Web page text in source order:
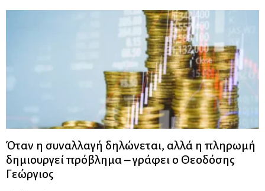
Όταν η συναλλαγή δηλώνεται, αλλά η πληρωμή
δημιουργεί πρόβλημα – γράφει ο Θεοδόσης
Γεώργιος